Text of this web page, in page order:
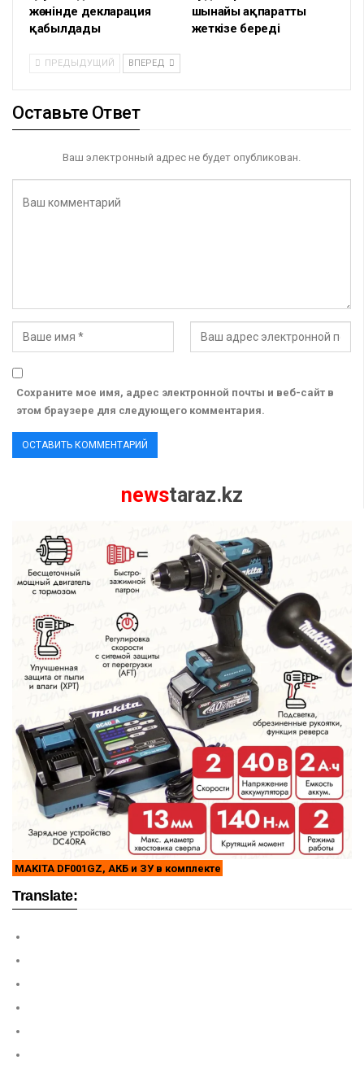
жөнінде декларация
қабылдады
шынайы ақпаратты
жеткізе береді
ПРЕДЫДУЩИЙ ВПЕРЕД
Оставьте Ответ
Ваш электронный адрес не будет опубликован.
Сохраните мое имя, адрес электронной почты и веб-сайт в
этом браузере для следующего комментария.
newstaraz.kz
MAKITA DF001GZ, АКБ и ЗУ в комплекте
Translate: